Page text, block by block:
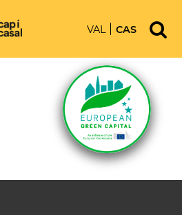
VAL CAS